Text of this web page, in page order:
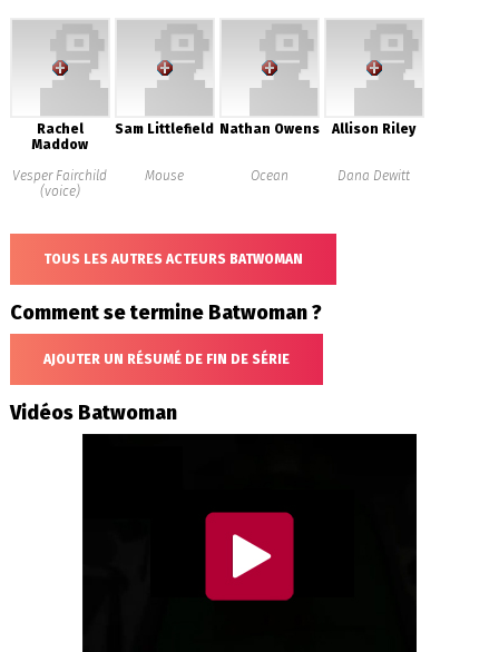
Rachel
Maddow
Vesper Fairchild
(voice)
Sam Littlefield
Mouse
Nathan Owens
Ocean
Allison Riley
Dana Dewitt
TOUS LES AUTRES ACTEURS BATWOMAN
Comment se termine Batwoman ?
AJOUTER UN RÉSUMÉ DE FIN DE SÉRIE
Vidéos Batwoman